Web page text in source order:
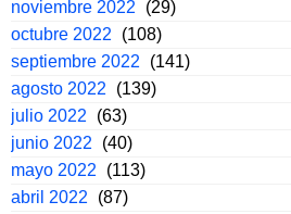
noviembre 2022
(29)
octubre 2022
(108)
septiembre 2022
(141)
agosto 2022
(139)
julio 2022
(63)
junio 2022
(40)
mayo 2022
(113)
abril 2022
(87)